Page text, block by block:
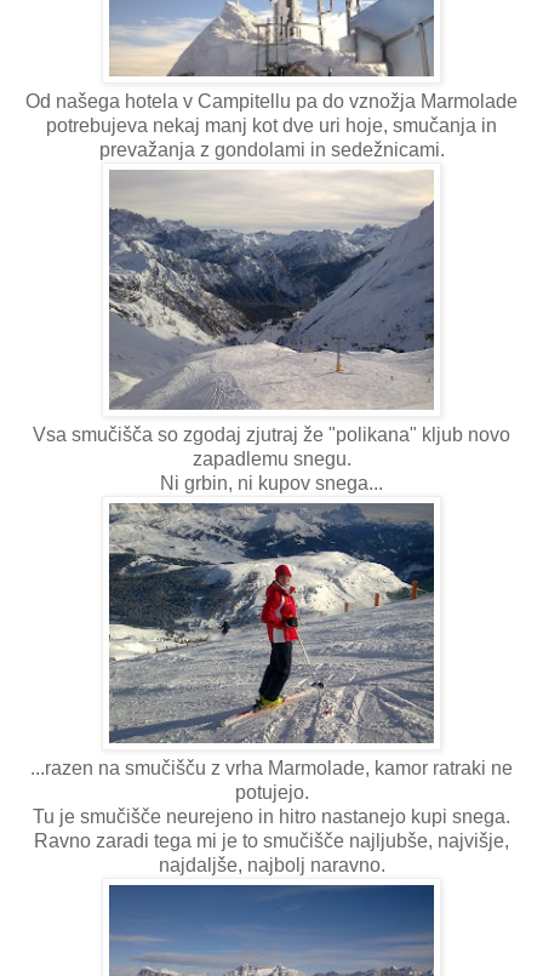
Od našega hotela v Campitellu pa do vznožja Marmolade
potrebujeva nekaj manj kot dve uri hoje, smučanja in
prevažanja z gondolami in sedežnicami.
Vsa smučišča so zgodaj zjutraj že "polikana" kljub novo
zapadlemu snegu.
Ni grbin, ni kupov snega...
...razen na smučišču z vrha Marmolade, kamor ratraki ne
potujejo.
Tu je smučišče neurejeno in hitro nastanejo kupi snega.
Ravno zaradi tega mi je to smučišče najljubše, najvišje,
najdaljše, najbolj naravno.